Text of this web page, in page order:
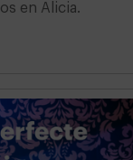
en Alicia.